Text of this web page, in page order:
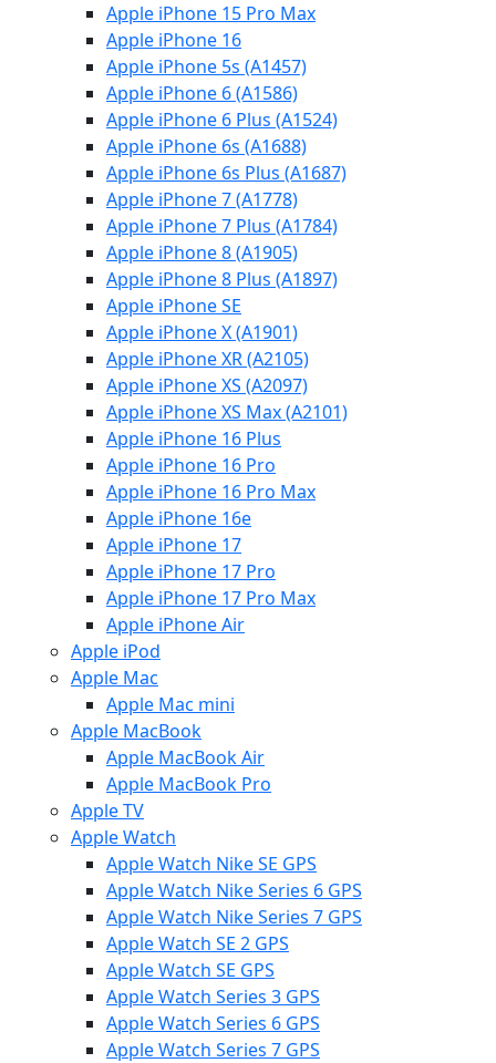
Apple iPhone 15 Pro Max
Apple iPhone 16
Apple iPhone 5s (A1457)
Apple iPhone 6 (A1586)
Apple iPhone 6 Plus (A1524)
Apple iPhone 6s (A1688)
Apple iPhone 6s Plus (A1687)
Apple iPhone 7 (A1778)
Apple iPhone 7 Plus (A1784)
Apple iPhone 8 (A1905)
Apple iPhone 8 Plus (A1897)
Apple iPhone SE
Apple iPhone X (A1901)
Apple iPhone XR (A2105)
Apple iPhone XS (A2097)
Apple iPhone XS Max (A2101)
Apple iPhone 16 Plus
Apple iPhone 16 Pro
Apple iPhone 16 Pro Max
Apple iPhone 16e
Apple iPhone 17
Apple iPhone 17 Pro
Apple iPhone 17 Pro Max
Apple iPhone Air
Apple iPod
Apple Mac
Apple Mac mini
Apple MacBook
Apple MacBook Air
Apple MacBook Pro
Apple TV
Apple Watch
Apple Watch Nike SE GPS
Apple Watch Nike Series 6 GPS
Apple Watch Nike Series 7 GPS
Apple Watch SE 2 GPS
Apple Watch SE GPS
Apple Watch Series 3 GPS
Apple Watch Series 6 GPS
Apple Watch Series 7 GPS